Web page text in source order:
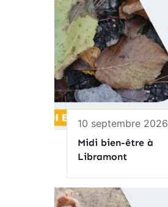
10 septembre 2026
Midi bien-être à
Libramont